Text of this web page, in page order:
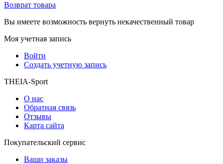
Возврат товара
Вы имеете возможность вернуть некачественный товар
Моя учетная запись
Войти
Создать учетную запись
THEIA-Sport
О нас
Обратная связь
Отзывы
Карта сайта
Покупательский сервис
Ваши заказы